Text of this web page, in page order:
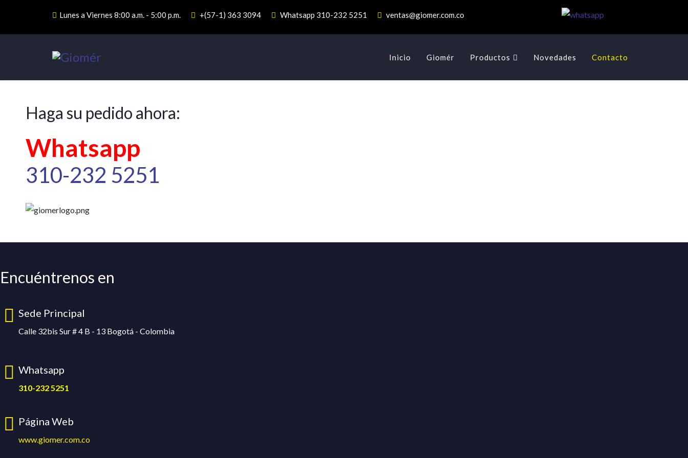
Lunes a Viernes 8:00 a.m. - 5:00 p.m. +(57-1) 363 3094 Whatsapp 310-232 5251 ventas@giomer.com.co
Inicio Giomér Productos Novedades Contacto
Haga su pedido ahora:
Whatsapp
310-232 5251
Encuéntrenos en
Sede Principal
Calle 32bis Sur # 4 B - 13 Bogotá - Colombia
Whatsapp
310-232 5251
Página Web
www.giomer.com.co